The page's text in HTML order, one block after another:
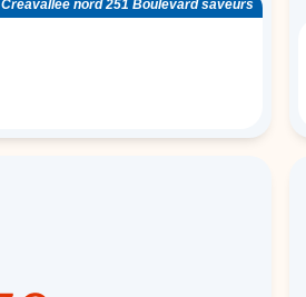
Créavallée nord 251 Boulevard saveurs